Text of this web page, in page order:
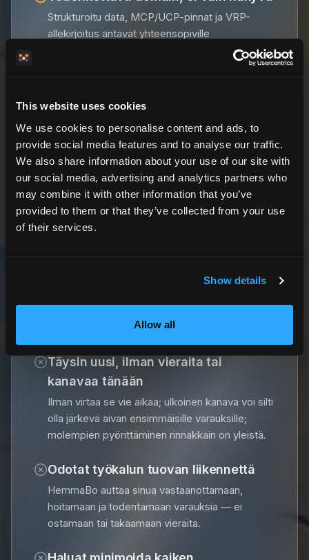
This website uses cookies
We use cookies to personalise content and ads, to
provide social media features and to analyse our traffic.
We also share information about your use of our site with
our social media, advertising and analytics partners who
may combine it with other information that you’ve
provided to them or that they’ve collected from your use
of their services.
Show details
Allow all
Strukturoitu data, MCP/UCP-pinnat ja VRP-
allekirjoitus antavat yhteensopiville
tekoälyagenteille mahdollisuuden lukea ja
todentaa hinta ja saatavuus domainilla, ilman että
Varauskyky on live tänään; sitä mitä domain ei
Valmis työskentelemään näkyvyyden
Domainisi ei korvaa markkinointia; Google,
sisältö, palaavat vieraat ja suorat linkit vaativat
yhä panostasi. HemmaBo tarjoaa
Milloin suoravaraus ei ehkä sovi
Täysin uusi, ilman vieraita tai
kanavaa tänään
Ilman virtaa se vie aikaa; ulkoinen kanava voi silti
olla järkevä aivan ensimmäisille varauksille;
molempien pyörittäminen rinnakkain on yleistä.
Odotat työkalun tuovan liikennettä
HemmaBo auttaa sinua vastaanottamaan,
hoitamaan ja todentamaan varauksia — ei
ostamaan tai takaamaan vieraita.